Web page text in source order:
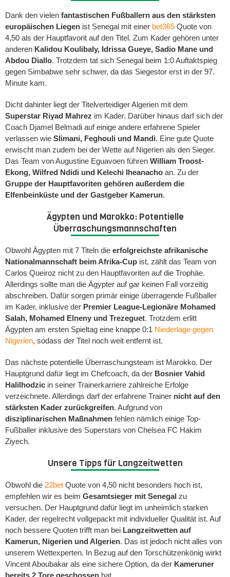
Dank den vielen fantastischen Fußballern aus den stärksten
europäischen Liegen ist Senegal mit einer bet365 Quote von
4,50 als der Hauptfavorit auf den Titel. Zum Kader gehören unter
anderen Kalidou Koulibaly, Idrissa Gueye, Sadio Mane und
Abdou Diallo. Trotzdem tat sich Senegal beim 1:0 Auftaktspieg
gegen Simbabwe sehr schwer, da das Siegestor erst in der 97.
Minute kam.
Dicht dahinter liegt der Titelverteidiger Algerien mit dem
Superstar Riyad Mahrez im Kader. Darüber hinaus darf sich der
Coach Djamel Belmadi auf einige andere erfahrene Spieler
verlassen wie Slimani, Feghouli und Mandi. Eine gute Quote
erwischt man zudem bei der Wette auf Nigerien als den Sieger.
Das Team von Augustine Eguavoen führen William Troost-
Ekong, Wilfred Ndidi und Kelechi Iheanacho an. Zu der
Gruppe der Hauptfavoriten gehören außerdem die
Elfenbeinküste und der Gastgeber Kamerun.
Ägypten und Marokko: Potentielle
Überraschungsmannschaften
Obwohl Ägypten mit 7 Titeln die erfolgreichste afrikanische
Nationalmannschaft beim Afrika-Cup ist, zählt das Team von
Carlos Queiroz nicht zu den Hauptfavoriten auf die Trophäe.
Allerdings sollte man die Ägypter auf gar keinen Fall vorzeitig
abschreiben. Dafür sorgen primär einige überragende Fußballer
im Kader, inklusive der Premier League-Legionäre Mohamed
Salah, Mohamed Elneny und Trezeguet. Trotzdem erlitt
Ägypten am ersten Spieltag eine knappe 0:1 Niederlage gegen
Nigerien, sodass der Titel noch weit entfernt ist.
Das nächste potentielle Überraschungsteam ist Marokko. Der
Hauptgrund dafür liegt im Chefcoach, da der Bosnier Vahid
Halilhodzic in seiner Trainerkarriere zahlreiche Erfolge
verzeichnete. Allerdings darf der erfahrene Trainer nicht auf den
stärksten Kader zurückgreifen. Aufgrund von
disziplinarischen Maßnahmen fehlen nämlich einige Top-
Fußballer inklusive des Superstars von Chelsea FC Hakim
Ziyech.
Unsere Tipps für Langzeitwetten
Obwohl die 22bet Quote von 4,50 nicht besonders hoch ist,
empfehlen wir es beim Gesamtsieger mit Senegal zu
versuchen. Der Hauptgrund dafür liegt im unheimlich starken
Kader, der regelrecht vollgepackt mit individueller Qualität ist. Auf
noch bessere Quoten trifft man bei Langzeitwetten auf
Kamerun, Nigerien und Algerien. Das ist jedoch nicht alles von
unserem Wettexperten. In Bezug auf den Torschützenkönig wirkt
Vincent Aboubakar als eine sichere Option, da der Kameruner
bereits 2 Tore geschossen hat.